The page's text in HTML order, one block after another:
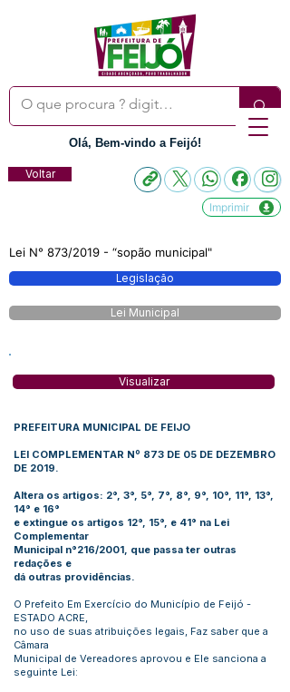
Olá, Bem-vindo a Feijó!
Voltar
Imprimir
Lei N° 873/2019 - “sopão municipal"
Legislação
Lei Municipal
Visualizar
PREFEITURA MUNICIPAL DE FEIJO
LEI COMPLEMENTAR Nº 873 DE 05 DE DEZEMBRO
DE 2019.
Altera os artigos: 2°, 3°, 5°, 7°, 8°, 9°, 10°, 11°, 13°,
14° e 16°
e extingue os artigos 12°, 15°, e 41° na Lei
Complementar
Municipal n°216/2001, que passa ter outras
redações e
dá outras providências.
O Prefeito Em Exercício do Município de Feijó -
ESTADO ACRE,
no uso de suas atribuições legais, Faz saber que a
Câmara
Municipal de Vereadores aprovou e Ele sanciona a
seguinte Lei: